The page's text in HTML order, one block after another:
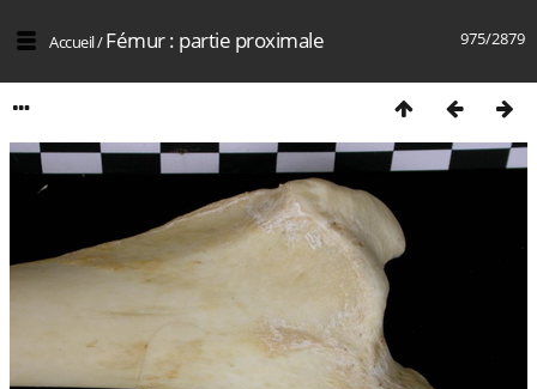
975/2879
Accueil/Fémur : partie proximale